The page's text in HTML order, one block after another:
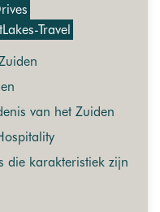
Travel
van het Zuiden
die karakteristiek zijn